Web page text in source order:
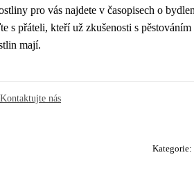
pro vás najdete v časopisech o
s přáteli, kteří už zkušenosti s pěstováním
mají.
Kontaktujte nás
Kategorie: